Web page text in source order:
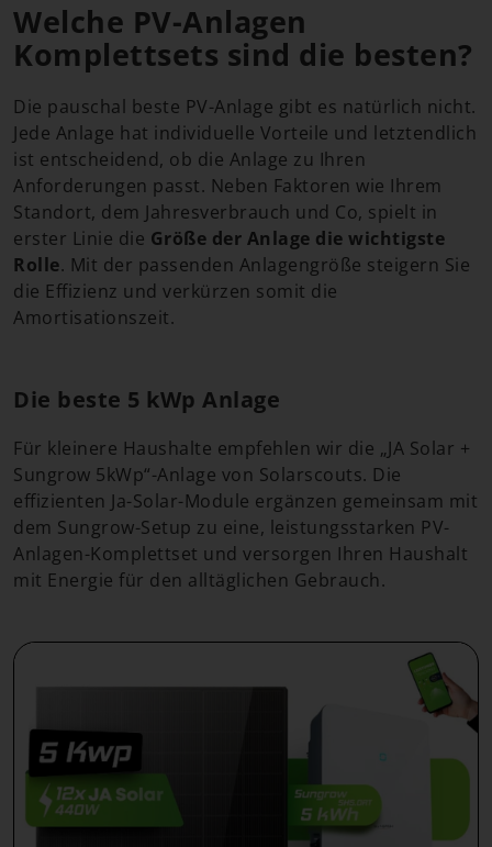
Welche PV-Anlagen
Komplettsets sind die besten?
Die pauschal beste PV-Anlage gibt es natürlich nicht.
Jede Anlage hat individuelle Vorteile und letztendlich
ist entscheidend, ob die Anlage zu Ihren
Anforderungen passt. Neben Faktoren wie Ihrem
Standort, dem Jahresverbrauch und Co, spielt in
erster Linie die Größe der Anlage die wichtigste
Rolle. Mit der passenden Anlagengröße steigern Sie
die Effizienz und verkürzen somit die
Amortisationszeit.
Die beste 5 kWp Anlage
Für kleinere Haushalte empfehlen wir die „JA Solar +
Sungrow 5kWp“-Anlage von Solarscouts. Die
effizienten Ja-Solar-Module ergänzen gemeinsam mit
dem Sungrow-Setup zu eine, leistungsstarken PV-
Anlagen-Komplettset und versorgen Ihren Haushalt
mit Energie für den alltäglichen Gebrauch.